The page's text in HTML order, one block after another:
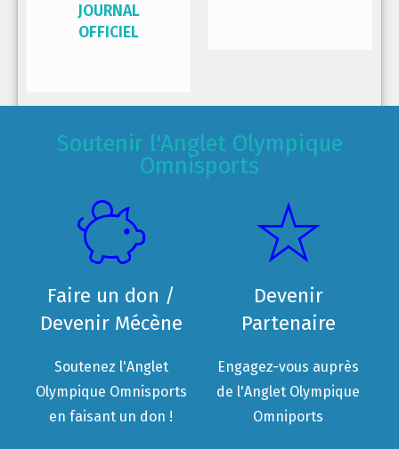
JOURNAL
OFFICIEL
Soutenir l'Anglet Olympique
Omnisports
Faire un don /
Devenir Mécène
Soutenez l'Anglet
Olympique Omnisports
en faisant un don !
Devenir
Partenaire
Engagez-vous auprès
de l'Anglet Olympique
Omniports